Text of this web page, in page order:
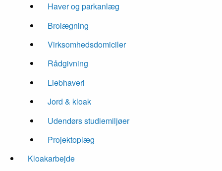
Haver og parkanlæg
Brolægning
Virksomhedsdomiciler
Rådgivning
Liebhaveri
Jord & kloak
Udendørs studiemiljøer
Projektoplæg
Kloakarbejde